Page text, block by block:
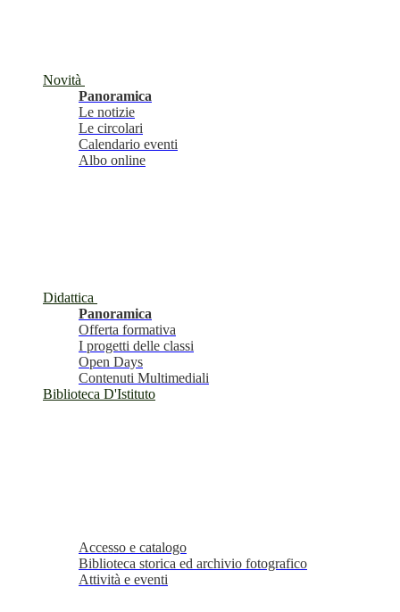
Novità
Panoramica
Le notizie
Le circolari
Calendario eventi
Albo online
Didattica
Panoramica
Offerta formativa
I progetti delle classi
Open Days
Contenuti Multimediali
Biblioteca D'Istituto
Accesso e catalogo
Biblioteca storica ed archivio fotografico
Attività e eventi